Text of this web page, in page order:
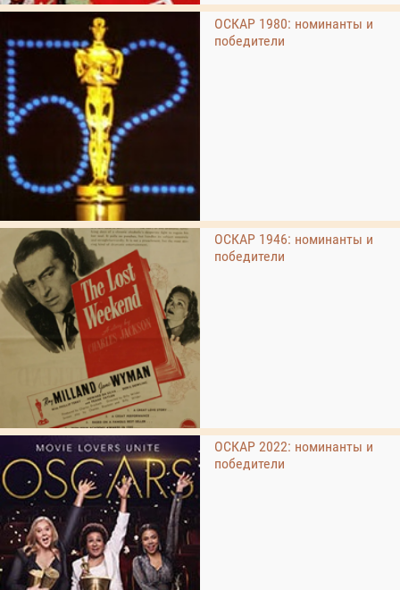
ОСКАР 1980: номинанты и
победители
ОСКАР 1946: номинанты и
победители
ОСКАР 2022: номинанты и
победители